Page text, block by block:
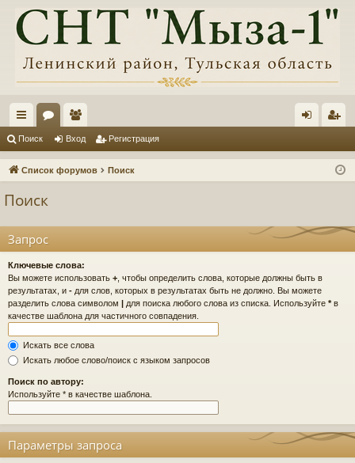
с
ы ум
ол
ьз д ис
ия
Поиск Вход Регистрация
Список форумов Поиск
Поиск
Запрос
Ключевые слова:
Вы можете использовать + , чтобы определить слова, которые должны быть в
результатах, и - для слов, которых в результатах быть не должно. Вы можете
разделить слова символом | для поиска любого слова из списка. Используйте *в
качестве шаблона для частичного совпадения.
Искать все слова
Искать любое слово/поиск с языком запросов
Поиск по автору:
Используйте * в качестве шаблона.
Параметры запроса